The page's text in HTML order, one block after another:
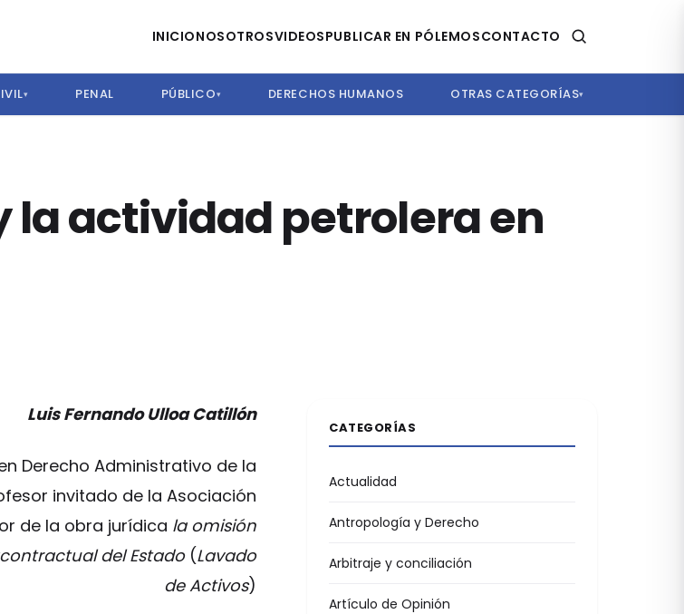
INICIONOSOTROSVIDEOSPUBLICAR EN PÓLEMOSCONTACTO
▾ PENAL PÚBLICO▾ DERECHOS HUMANOS OTRAS CATEGORÍAS▾
la actividad petrolera en
Luis Fernando Ulloa Catillón
Derecho Administrativo de la
invitado de la Asociación
de la obra jurídica la omisión
del Estado (Lavado
de Activos)
CATEGORÍAS
Actualidad
Antropología y Derecho
Arbitraje y conciliación
Artículo de Opinión